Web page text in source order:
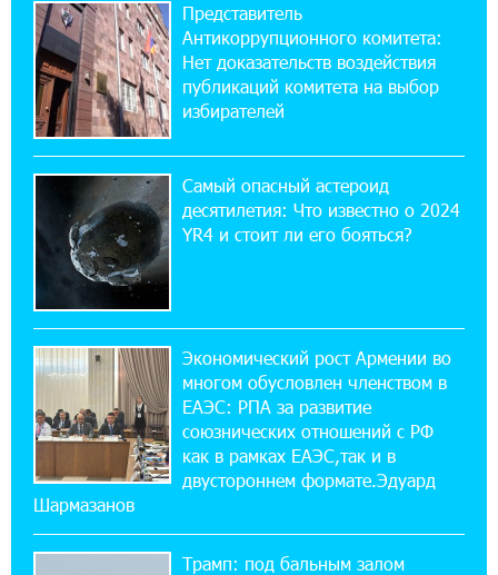
22:28:49 27-07-2026
Никогда Нагорный Карабах не был в составе
независимого Азербайджана. Аршак
Карапетян
Бывший премьер-министр Словакии
обратился к президенту страны с просьбой
содействовать освобождению армянских заключенных,
осужденных в Азербайджане
Против кого вооружается Азербайджан?
Аршак Карапетян
12:04:45 23-07-2026
При поддержке Ucom в спортивной школе
Вайка установлена солнечная
электростанция мощностью 15 кВт
20:50:22 22-07-2026
Представитель
Антикоррупционного комитета:
Нет доказательств воздействия
публикаций комитета на выбор
избирателей
Самый опасный астероид
десятилетия: Что известно о 2024
YR4 и стоит ли его бояться?
Экономический рост Армении во
многом обусловлен членством в
ЕАЭС: РПА за развитие
союзнических отношений с РФ
как в рамках ЕАЭС,так и в
двустороннем формате.Эдуард
Шармазанов
Трамп: под бальным залом